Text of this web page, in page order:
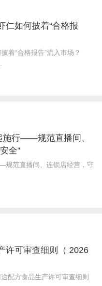
仁如何披着“合格报
着“合格报告”流入市场？
施行——规范直播间、
全”
范直播间、连锁店经营，守
许可审查细则（ 2026
配方食品生产许可审查细则